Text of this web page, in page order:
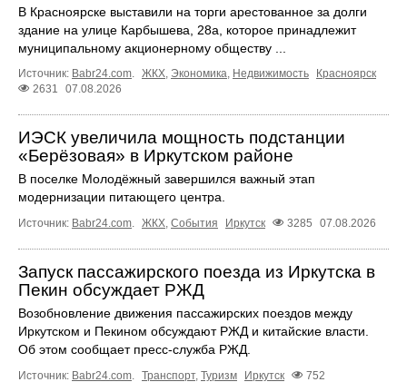
В Красноярске выставили на торги арестованное за долги
здание на улице Карбышева, 28а, которое принадлежит
муниципальному акционерному обществу ...
Источник: Babr24.com ЖКХ Экономика Недвижимость
Красноярск
2631
07.08.2026
ИЭСК увеличила мощность подстанции
«Берёзовая» в Иркутском районе
В поселке Молодёжный завершился важный этап
модернизации питающего центра.
Источник: Babr24.com. ЖКХ, События Иркутск 3285 07.08.2026
Запуск пассажирского поезда из Иркутска в
Пекин обсуждает РЖД
Возобновление движения пассажирских поездов между
Иркутском и Пекином обсуждают РЖД и китайские власти.
Об этом сообщает пресс‑служба РЖД.
Источник: Babr24.com. Транспорт, Туризм Иркутск
752